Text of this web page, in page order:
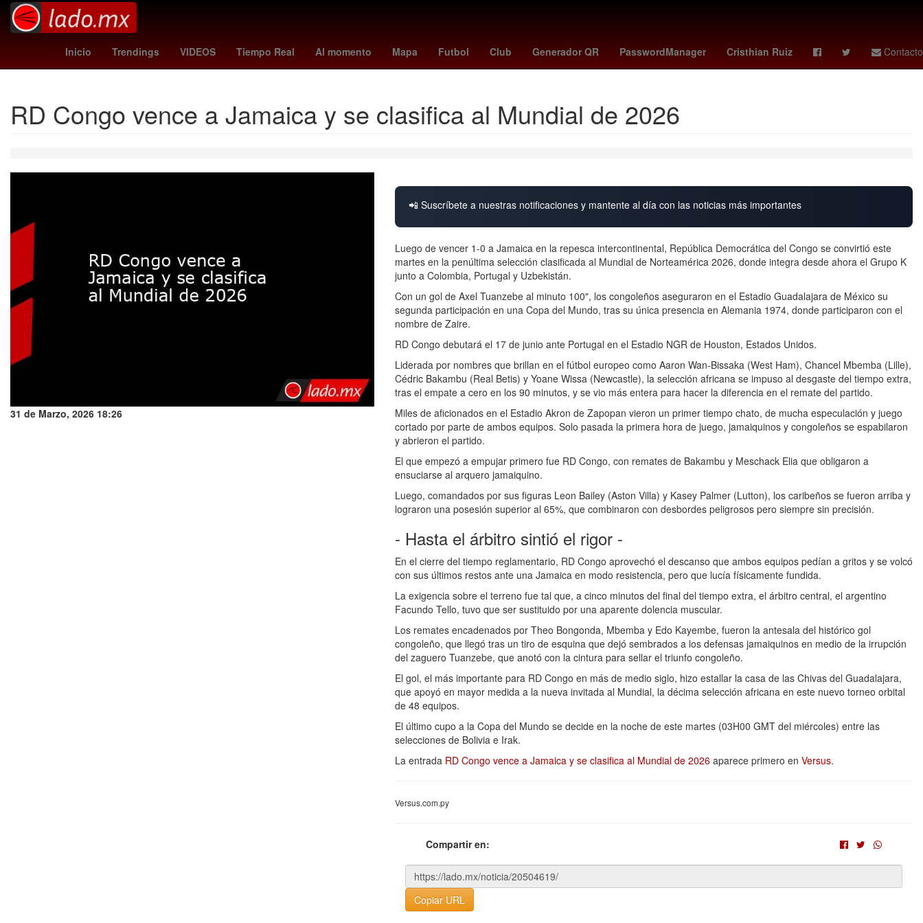
Inicio Trendings VIDEOS Tiempo Real Al momento Mapa Futbol Club Generador QR PasswordManager Cristhian Ruiz Contacto
Gobierno Argentina Morena 2024 Derecho Aguascalientes Senador Nueva York G7 paises 27 de marzo
RD Congo vence a Jamaica y se clasifica al Mundial de 2026
31 de Marzo, 2026 18:26
📲 Suscríbete a nuestras notificaciones y mantente al día con las noticias más importantes
Luego de vencer 1-0 a Jamaica en la repesca intercontinental, República Democrática del Congo se convirtió este
martes en la penúltima selección clasificada al Mundial de Norteamérica 2026, donde integra desde ahora el Grupo K
junto a Colombia, Portugal y Uzbekistán.
Con un gol de Axel Tuanzebe al minuto 100", los congoleños aseguraron en el Estadio Guadalajara de México su
segunda participación en una Copa del Mundo, tras su única presencia en Alemania 1974, donde participaron con el
nombre de Zaire.
RD Congo debutará el 17 de junio ante Portugal en el Estadio NGR de Houston, Estados Unidos.
Liderada por nombres que brillan en el fútbol europeo como Aaron Wan-Bissaka (West Ham), Chancel Mbemba (Lille),
Cédric Bakambu (Real Betis) y Yoane Wissa (Newcastle), la selección africana se impuso al desgaste del tiempo extra,
tras el empate a cero en los 90 minutos, y se vio más entera para hacer la diferencia en el remate del partido.
Miles de aficionados en el Estadio Akron de Zapopan vieron un primer tiempo chato, de mucha especulación y juego
cortado por parte de ambos equipos. Solo pasada la primera hora de juego, jamaiquinos y congoleños se espabilaron
y abrieron el partido.
El que empezó a empujar primero fue RD Congo, con remates de Bakambu y Meschack Elia que obligaron a
ensuciarse al arquero jamaiquino.
Luego, comandados por sus figuras Leon Bailey (Aston Villa) y Kasey Palmer (Lutton), los caribeños se fueron arriba y
lograron una posesión superior al 65%, que combinaron con desbordes peligrosos pero siempre sin precisión.
- Hasta el árbitro sintió el rigor -
En el cierre del tiempo reglamentario, RD Congo aprovechó el descanso que ambos equipos pedían a gritos y se volcó
con sus últimos restos ante una Jamaica en modo resistencia, pero que lucía físicamente fundida.
La exigencia sobre el terreno fue tal que, a cinco minutos del final del tiempo extra, el árbitro central, el argentino
Facundo Tello, tuvo que ser sustituido por una aparente dolencia muscular.
Los remates encadenados por Theo Bongonda, Mbemba y Edo Kayembe, fueron la antesala del histórico gol
congoleño, que llegó tras un tiro de esquina que dejó sembrados a los defensas jamaiquinos en medio de la irrupción
del zaguero Tuanzebe, que anotó con la cintura para sellar el triunfo congoleño.
El gol, el más importante para RD Congo en más de medio siglo, hizo estallar la casa de las Chivas del Guadalajara,
que apoyó en mayor medida a la nueva invitada al Mundial, la décima selección africana en este nuevo torneo orbital
de 48 equipos.
El último cupo a la Copa del Mundo se decide en la noche de este martes (03H00 GMT del miércoles) entre las
selecciones de Bolivia e Irak.
La entrada RD Congo vence a Jamaica y se clasifica al Mundial de 2026 aparece primero en Versus.
Versus.com.py
Compartir en:
Copiar URL